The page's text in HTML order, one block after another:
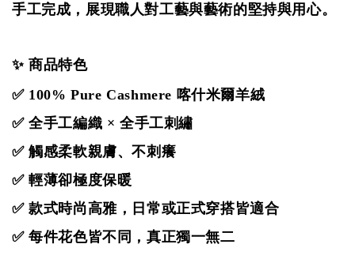
手工完成，展現職人對工藝與藝術的堅持與用心。
✨ 商品特色
✅ 100% Pure Cashmere 喀什米爾羊絨
✅ 全手工編織 × 全手工刺繡
✅ 觸感柔軟親膚、不刺癢
✅ 輕薄卻極度保暖
✅ 款式時尚高雅，日常或正式穿搭皆適合
✅ 每件花色皆不同，真正獨一無二